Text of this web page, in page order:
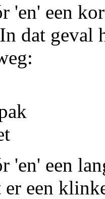
'en' een
dat geval
'en' een
een